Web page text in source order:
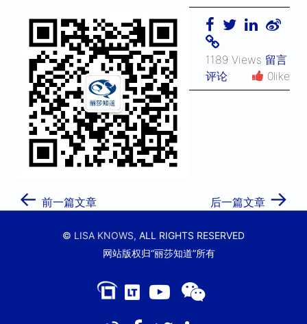
1189 Views 留言
评论
0like
← 前一篇文章 后一篇文章 →
© LISA KNOWS, ALL RIGHTS RESERVED
网站版权归“丽莎知道”所有